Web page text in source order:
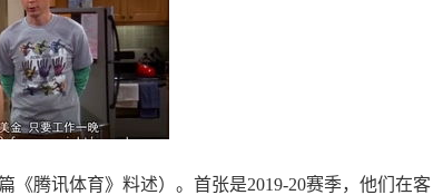
腾讯体育》料述）。首张是2019-20赛季，他们在客